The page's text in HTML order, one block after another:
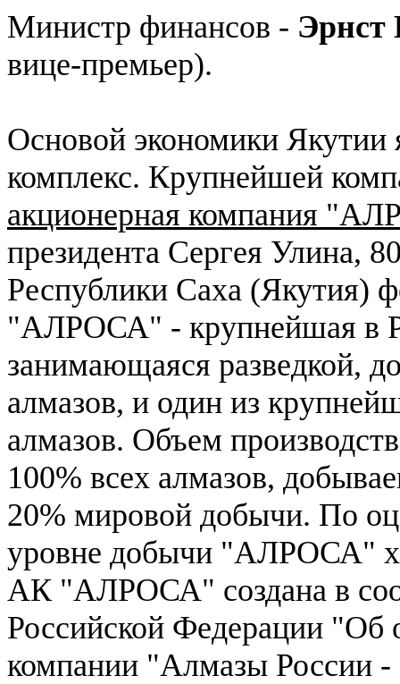
Министр финансов - Эрнст
вице-премьер).
Основой экономики Якутии
комплекс. Крупнейшей
акционерная компания
президента Сергея Улина,
Республики Саха (Якутия)
"АЛРОСА" - крупнейшая в
занимающаяся разведкой,
алмазов, и один из
алмазов. Объем
100% всех алмазов,
20% мировой добычи. По
уровне добычи "АЛРОСА"
АК "АЛРОСА" создана в
Российской Федерации "Об
компании "Алмазы России -